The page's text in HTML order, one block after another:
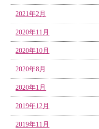
2021年2月
2020年11月
2020年10月
2020年8月
2020年1月
2019年12月
2019年11月